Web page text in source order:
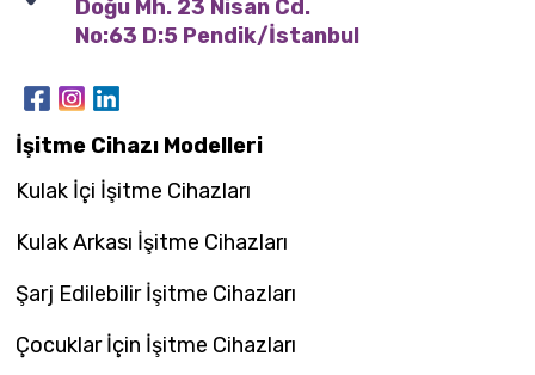
Doğu Mh. 23 Nisan Cd.
No:63 D:5 Pendik/İstanbul
İşitme Cihazı Modelleri
Kulak İçi İşitme Cihazları
Kulak Arkası İşitme Cihazları
Şarj Edilebilir İşitme Cihazları
Çocuklar İçin İşitme Cihazları